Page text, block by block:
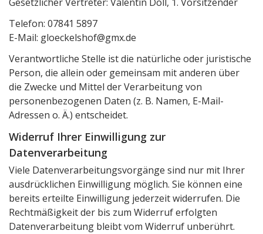
Telefon: 07841 5897
E-Mail: gloeckelshof@gmx.de
Verantwortliche Stelle ist die natürliche oder juristische
Person, die allein oder gemeinsam mit anderen über
die Zwecke und Mittel der Verarbeitung von
personenbezogenen Daten (z. B. Namen, E-Mail-
Adressen o. Ä.) entscheidet.
Widerruf Ihrer Einwilligung zur
Datenverarbeitung
Viele Datenverarbeitungsvorgänge sind nur mit Ihrer
ausdrücklichen Einwilligung möglich. Sie können eine
bereits erteilte Einwilligung jederzeit widerrufen. Die
Rechtmäßigkeit der bis zum Widerruf erfolgten
Datenverarbeitung bleibt vom Widerruf unberührt.